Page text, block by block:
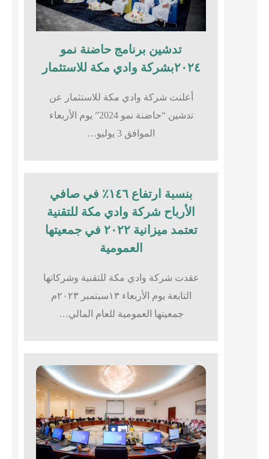
تدشين برنامج حاضنة نمو
٢٠٢٤بشركة وادي مكة للاستثمار
أعلنت شركة وادي مكة للاستثمار عن
تدشين “حاضنة نمو 2024” يوم الأربعاء
الموافق 3 يوليو…
بنسبة ارتفاع ١٤٦٪؜ في صافي
الأرباح شركة وادي مكة للتقنية
تعتمد ميزانية ٢٠٢٢ في جمعيتها
العمومية
عقدت شركة وادي مكة للتقنية وشركاتها
التابعة يوم الأربعاء ١٣سبتمبر ٢٠٢٣م
جمعيتها العمومية للعام المالي…